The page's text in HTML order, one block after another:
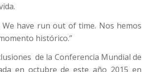
have run out of time. Nos hemos
histórico.”
de la Conferencia Mundial de
en octubre de este año 2015 en